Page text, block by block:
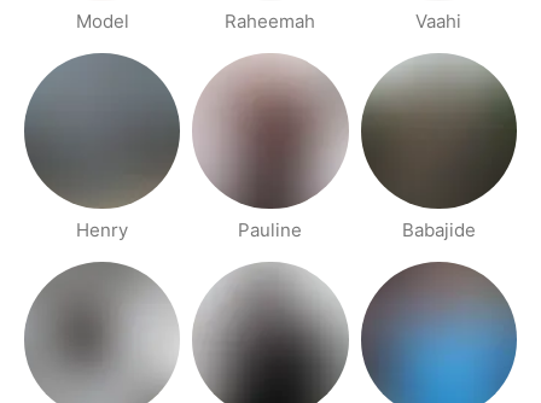
Model Raheemah Vaahi
Henry Pauline Babajide